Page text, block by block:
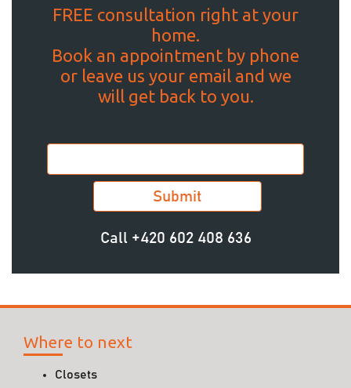
FREE consultation right at your
home.
Book an appointment by phone
or leave us your email and we
will get back to you.
Call +420 602 408 636
Where to next
Closets